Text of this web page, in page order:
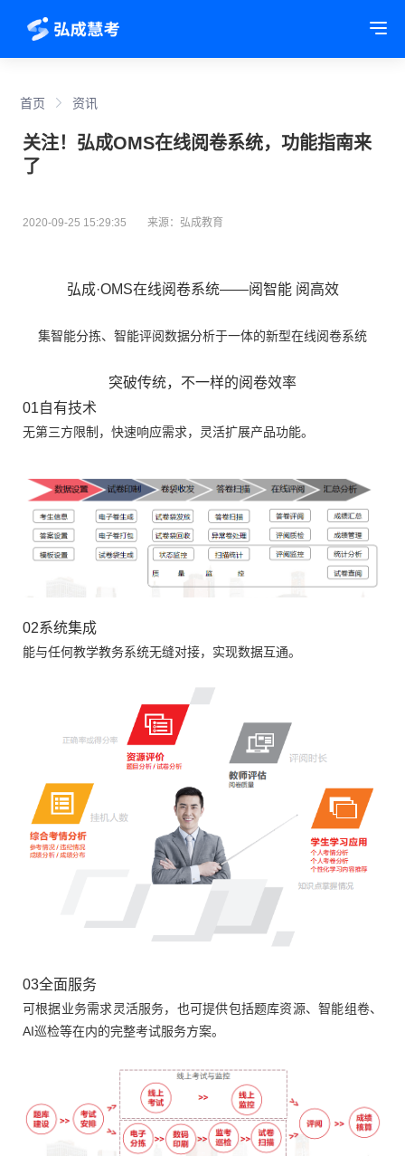
首页 资讯
关注！弘成OMS在线阅卷系统，功能指南来
了
2020-09-25 15:29:35 来源：弘成教育
弘成·OMS在线阅卷系统——阅智能 阅高效
集智能分拣、智能评阅数据分析于一体的新型在线阅卷系统
突破传统，不一样的阅卷效率
01自有技术
无第三方限制，快速响应需求，灵活扩展产品功能。
02系统集成
能与任何教学教务系统无缝对接，实现数据互通。
03全面服务
可根据业务需求灵活服务，也可提供包括题库资源、智能组卷、
AI巡检等在内的完整考试服务方案。